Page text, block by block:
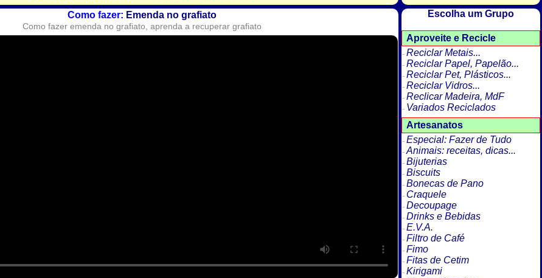
Como fazer: Emenda no grafiato
Como fazer emenda no grafiato, aprenda a recuperar grafiato
Escolha um Grupo
Aproveite e Recicle
Reciclar Metais...
Reciclar Papel, Papelão...
Reciclar Pet, Plásticos...
Reciclar Vidros...
Reclicar Madeira, MdF
Variados Reciclados
Artesanatos
Especial: Fazer de Tudo
Animais: receitas, dicas...
Bijuterias
Biscuits
Bonecas de Pano
Craquele
Decoupage
Drinks e Bebidas
E.V.A.
Filtro de Café
Fimo
Fitas de Cetim
Kirigami